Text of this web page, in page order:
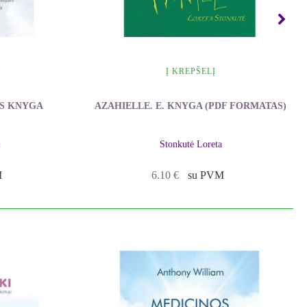
vertina privatumą, kurio garsenybės
teisę?
KNYGA
Į KREPŠELĮ
AZAHIELLE. E. KNYGA (PDF FORMATAS)
Stonkutė Loreta
6.10 € su PVM